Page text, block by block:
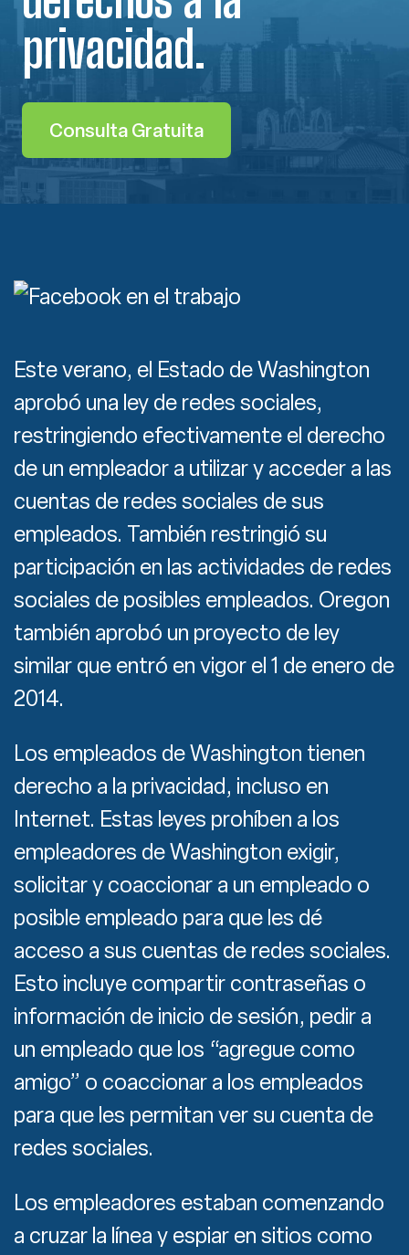
privacidad.
Consulta Gratuita
Este verano, el Estado de Washington
aprobó una ley de redes sociales,
restringiendo efectivamente el derecho
de un empleador a utilizar y acceder a las
cuentas de redes sociales de sus
empleados. También restringió su
participación en las actividades de redes
sociales de posibles empleados. Oregon
también aprobó un proyecto de ley
similar que entró en vigor el 1 de enero de
2014.
Los empleados de Washington tienen
derecho a la privacidad, incluso en
Internet. Estas leyes prohíben a los
empleadores de Washington exigir,
solicitar y coaccionar a un empleado o
posible empleado para que les dé
acceso a sus cuentas de redes sociales.
Esto incluye compartir contraseñas o
información de inicio de sesión, pedir a
un empleado que los “agregue como
amigo” o coaccionar a los empleados
para que les permitan ver su cuenta de
redes sociales.
Los empleadores estaban comenzando
a cruzar la línea y espiar en sitios como